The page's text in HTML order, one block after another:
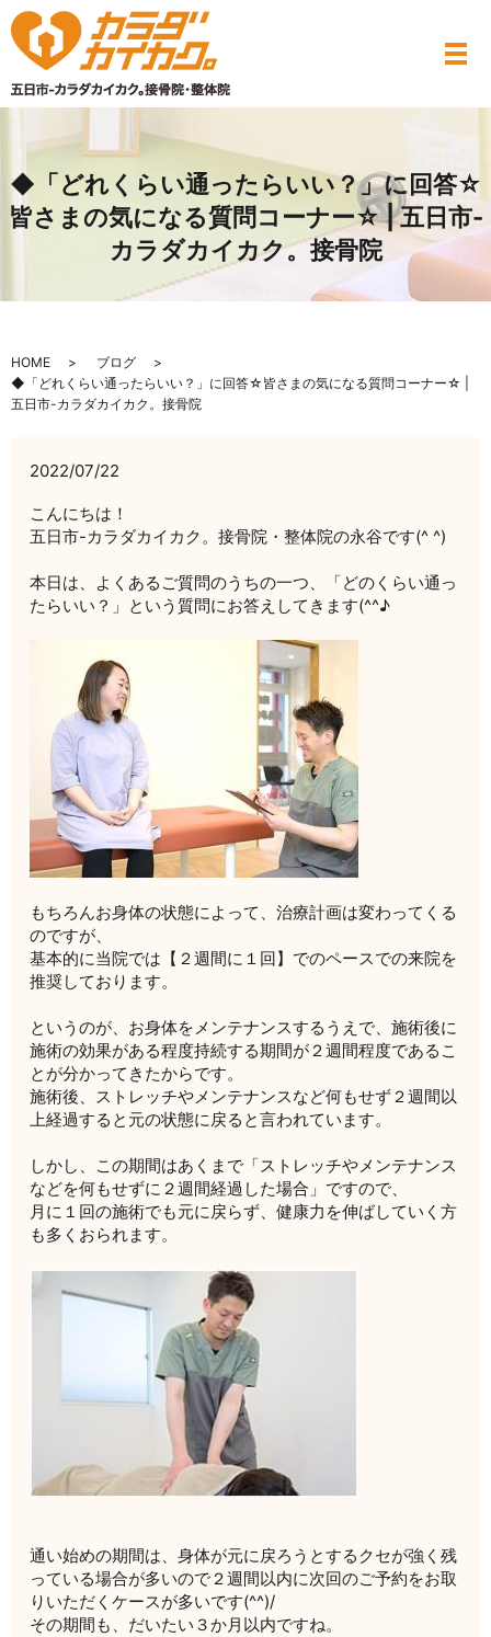
◆「どれくらい通ったらいい？」に回答☆
皆さまの気になる質問コーナー☆ | 五日市-
カラダカイカク。接骨院
HOME
ブログ
◆「どれくらい通ったらいい？」に回答☆皆さまの気になる質問コーナー☆ |
五日市-カラダカイカク。接骨院
2022/07/22
こんにちは！
五日市-カラダカイカク。接骨院・整体院の永谷です(^ ^)
本日は、よくあるご質問のうちの一つ、「どのくらい通っ
たらいい？」という質問にお答えしてきます(^^♪
もちろんお身体の状態によって、治療計画は変わってくる
のですが、
基本的に当院では【２週間に１回】でのペースでの来院を
推奨しております。
というのが、お身体をメンテナンスするうえで、施術後に
施術の効果がある程度持続する期間が２週間程度であるこ
とが分かってきたからです。
施術後、ストレッチやメンテナンスなど何もせず２週間以
上経過すると元の状態に戻ると言われています。
しかし、この期間はあくまで「ストレッチやメンテナンス
などを何もせずに２週間経過した場合」ですので、
月に１回の施術でも元に戻らず、健康力を伸ばしていく方
も多くおられます。
通い始めの期間は、身体が元に戻ろうとするクセが強く残
っている場合が多いので２週間以内に次回のご予約をお取
りいただくケースが多いです(^^)/
その期間も、だいたい３か月以内ですね。